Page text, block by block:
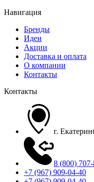
Навигация
Бренды
Идеи
Акции
Доставка и оплата
О компании
Контакты
Контакты
г.
8 (800)
+7 (967) 909-04-40